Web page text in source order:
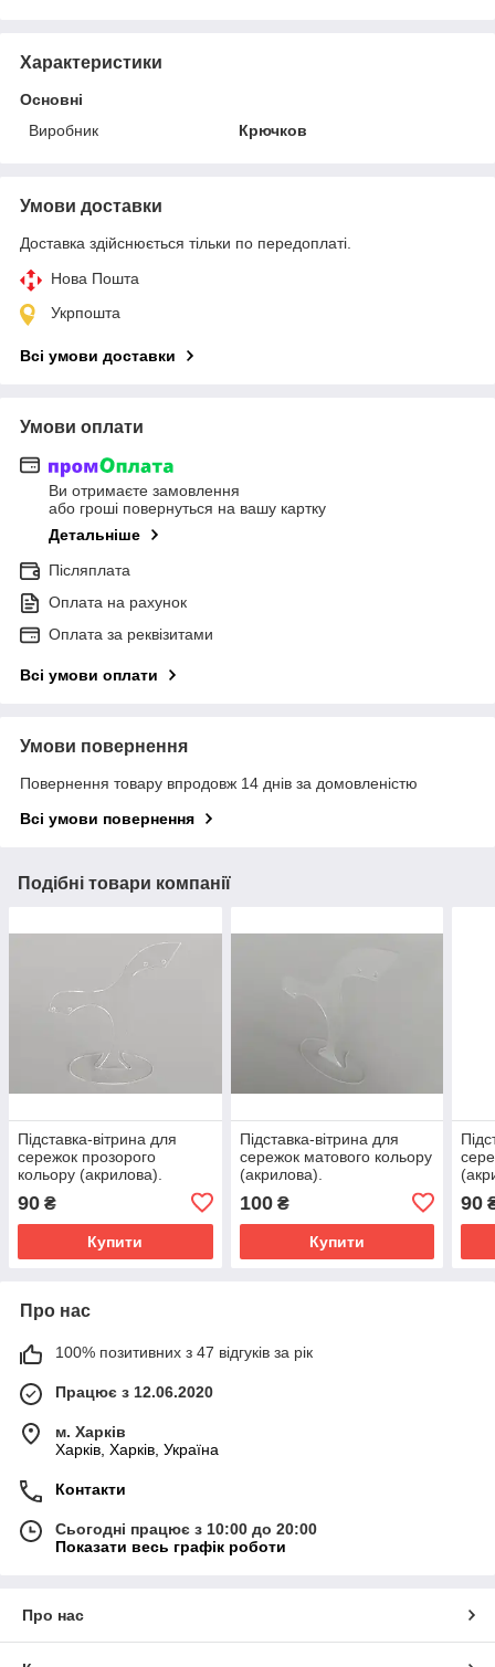
Характеристики
Основні
Виробник
Крючков
Умови доставки
Доставка здійснюється тільки по передоплаті.
Нова Пошта
Укрпошта
Всі умови доставки
Умови оплати
Ви отримаєте замовлення
або гроші повернуться на вашу картку
Детальніше
Післяплата
Оплата на рахунок
Оплата за реквізитами
Всі умови оплати
Умови повернення
Повернення товару впродовж 14 днів за домовленістю
Всі умови повернення
Подібні товари компанії
Підставка-вітрина для
сережок прозорого
кольору (акрилова).
90 ₴
Купити
Підставка-вітрина для
сережок матового кольору
(акрилова).
100₴
Купити
90
Про нас
100% позитивних з 47 відгуків за рік
Працює з 12.06.2020
м. Харків
Харків, Харків, Україна
Контакти
Сьогодні працює з 10:00 до 20:00
Показати весь графік роботи
Про нас